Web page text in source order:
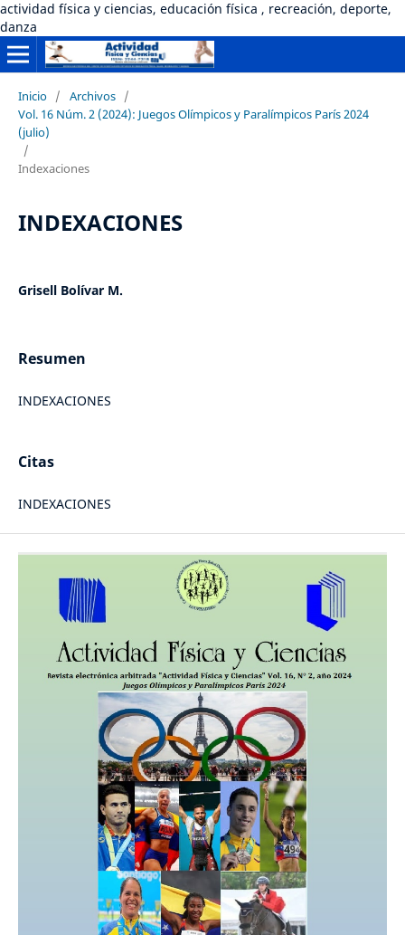
actividad física y ciencias, educación física , recreación, deporte,
danza
Inicio / Archivos /
Vol. 16 Núm. 2 (2024): Juegos Olímpicos y Paralímpicos París 2024
(julio)
/
Indexaciones
INDEXACIONES
Grisell Bolívar M.
Resumen
INDEXACIONES
Citas
INDEXACIONES